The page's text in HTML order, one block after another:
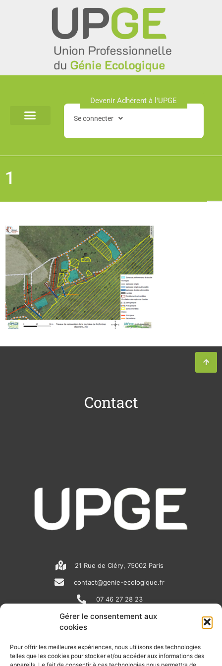
Gérer le consentement aux
cookies
Pour offrir les meilleures expériences, nous utilisons des technologies
telles que les cookies pour stocker et/ou accéder aux informations des
Devenir Adhérent à l'UPGE​
Se connecter
1
Contact
21 Rue de Cléry, 75002 Paris
contact@genie-ecologique.fr
07 46 27 28 23
N
e
i
o